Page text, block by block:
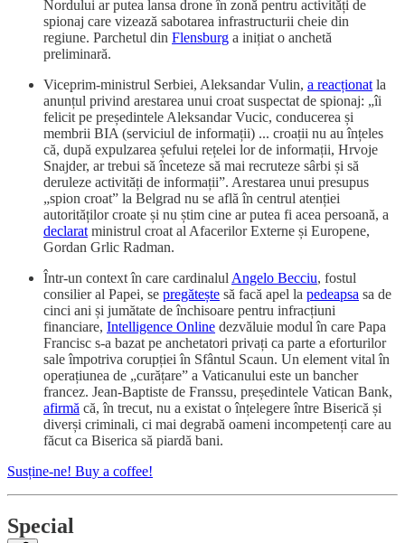
Nordului ar putea lansa drone în zonă pentru activități de
spionaj care vizează sabotarea infrastructurii cheie din
regiune. Parchetul din Flensburg a inițiat o anchetă
preliminară.
Viceprim-ministrul Serbiei, Aleksandar Vulin, a reacționat la
anunțul privind arestarea unui croat suspectat de spionaj: „îi
felicit pe președintele Aleksandar Vucic, conducerea și
membrii BIA (serviciul de informații) ... croații nu au înțeles
că, după expulzarea șefului rețelei lor de informații, Hrvoje
Snajder, ar trebui să înceteze să mai recruteze sârbi și să
deruleze activități de informații”. Arestarea unui presupus
„spion croat” la Belgrad nu se află în centrul atenției
autorităților croate și nu știm cine ar putea fi acea persoană, a
declarat ministrul croat al Afacerilor Externe și Europene,
Gordan Grlic Radman.
Într-un context în care cardinalul Angelo Becciu, fostul
consilier al Papei, se pregătește să facă apel la pedeapsa sa de
cinci ani și jumătate de închisoare pentru infracțiuni
financiare, Intelligence Online dezvăluie modul în care Papa
Francisc s-a bazat pe anchetatori privați ca parte a eforturilor
sale împotriva corupției în Sfântul Scaun. Un element vital în
operațiunea de „curățare” a Vaticanului este un bancher
francez. Jean-Baptiste de Franssu, președintele Vatican Bank,
afirmă că, în trecut, nu a existat o înțelegere între Biserică și
diverși criminali, ci mai degrabă oameni incompetenți care au
făcut ca Biserica să piardă bani.
Susține-ne! Buy a coffee!
Special